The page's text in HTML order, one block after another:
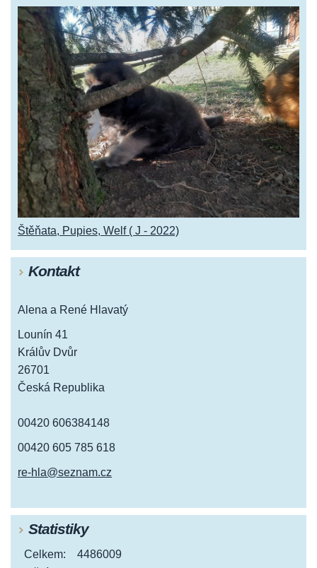
Štěňata, Pupies, Welf ( J - 2022)
Kontakt
Alena a René Hlavatý
Lounín 41
Králův Dvůr
26701
Česká Republika
00420 606384148
00420 605 785 618
re-hla@seznam.cz
Statistiky
Celkem:
4486009